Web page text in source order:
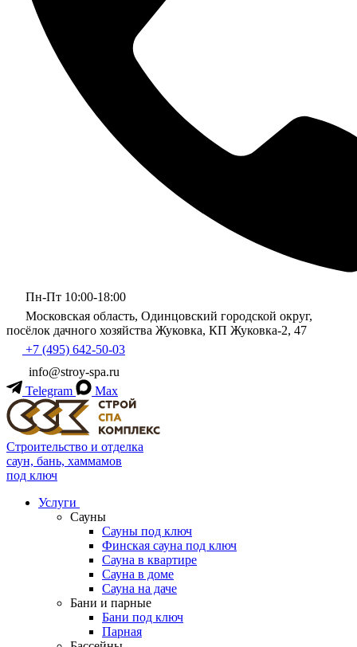
Пн-Пт 10:00-18:00
Московская область, Одинцовский городской округ,
посёлок дачного хозяйства Жуковка, КП Жуковка-2, 47
+7 (495) 642-50-03
info@stroy-spa.ru
Telegram
Max
Строительство и отделка
саун, бань, хаммамов
под ключ
Услуги
Сауны
Сауны под ключ
Финская сауна под ключ
Сауна в квартире
Сауна в доме
Сауна на даче
Бани и парные
Бани под ключ
Парная